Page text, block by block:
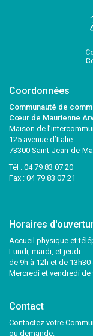
Coordonnées
Communauté de
Cœur de Maurienne
Maison de
125 avenue d’Italie
73300 Saint-Jean-de-
Tél : 04 79 83 07 20
Fax : 04 79 83 07 21
Horaires
Accueil physique et
Lundi, mardi, et jeudi
de 9h à 12h et de 13h30
Mercredi et vendredi de
Contact
Contactez votre
ou demande.